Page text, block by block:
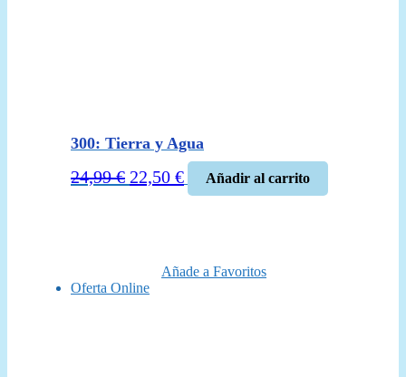
300: Tierra y Agua
24,99€ El
22,50 €El
precio
Añadir al carrito
Añade a Favoritos
Oferta Online